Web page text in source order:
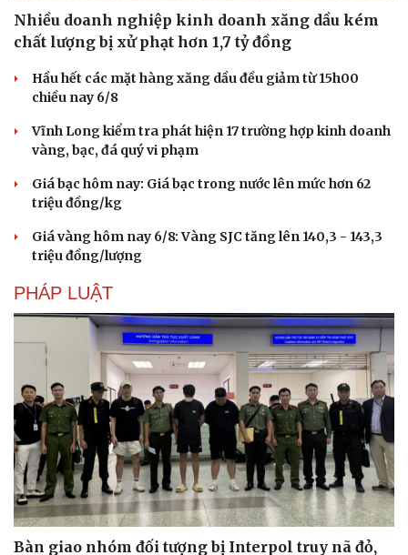
Văn hóa
Sân khấu - Điện ảnh
Văn học
Âm nhạc
Di sản
Nghệ sĩ
Thời trang
Sao Việt
Nhiều doanh nghiệp kinh doanh xăng dầu kém
chất lượng bị xử phạt hơn 1,7 tỷ đồng
Hầu hết các mặt hàng xăng dầu đều giảm từ 15h00
chiều nay 6/8
Vĩnh Long kiểm tra phát hiện 17 trường hợp kinh doanh
vàng, bạc, đá quý vi phạm
Giá bạc hôm nay: Giá bạc trong nước lên mức hơn 62
triệu đồng/kg
Giá vàng hôm nay 6/8: Vàng SJC tăng lên 140,3 - 143,3
triệu đồng/lượng
PHÁP LUẬT
Bàn giao nhóm đối tượng bị Interpol truy nã đỏ,